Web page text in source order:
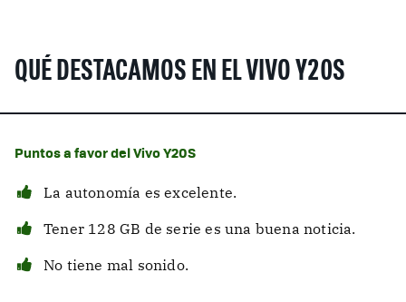
QUÉ DESTACAMOS EN EL VIVO Y20S
Puntos a favor del Vivo Y20S
La autonomía es excelente.
Tener 128 GB de serie es una buena noticia.
No tiene mal sonido.